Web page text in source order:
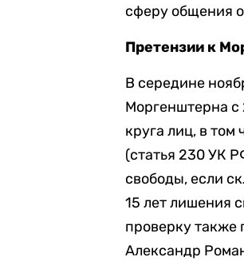
сферу общения
Претензии к
В середине
Моргенштерна с
круга лиц, в
(статья 230 УК
свободы, если
15 лет лишения
проверку
Александр